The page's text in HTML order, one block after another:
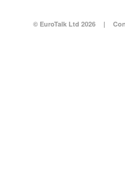
© EuroTalk Ltd 2026 |